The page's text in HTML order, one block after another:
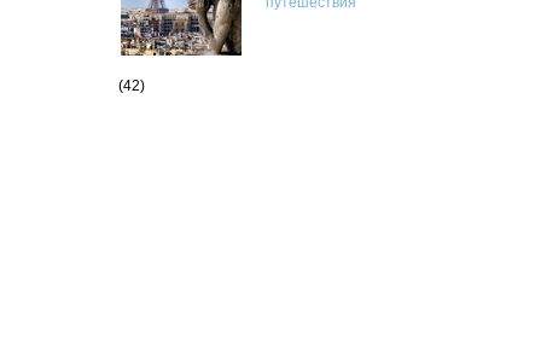
(42)